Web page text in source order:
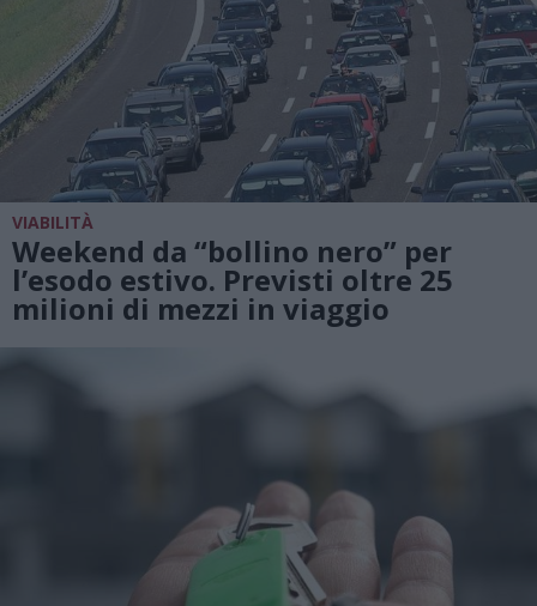
VIABILITÀ
Weekend da “bollino nero” per
l’esodo estivo. Previsti oltre 25
milioni di mezzi in viaggio